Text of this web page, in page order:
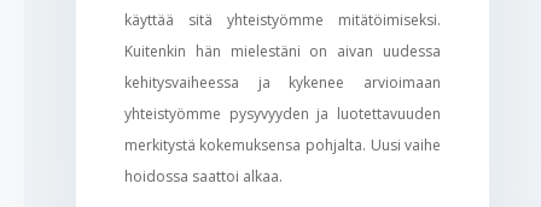
käyttää sitä yhteistyömme mitätöimiseksi.
Kuitenkin hän mielestäni on aivan uudessa
kehitysvaiheessa ja kykenee arvioimaan
yhteistyömme pysyvyyden ja luotettavuuden
merkitystä kokemuksensa pohjalta. Uusi vaihe
hoidossa saattoi alkaa.